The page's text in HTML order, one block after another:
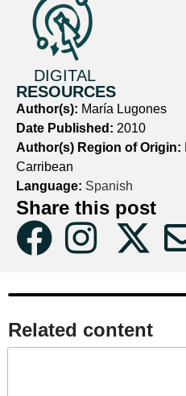
DIGITAL
RESOURCES
Author(s): María Lugones
Date Published: 2010
Author(s) Region of Origin:
Carribean
Language: Spanish
Share this post
Related content​